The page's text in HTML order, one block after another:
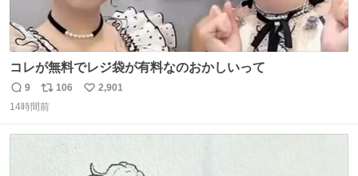
コレが無料でレジ袋が有料なのおかしいって
返
信
9
リ
ポ
106
い
2,901
14時間前